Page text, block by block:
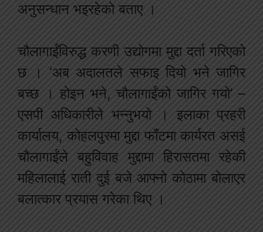
अनुसन्धान भइरहेको बताए ।
चौलागाईंविरुद्ध करणी उद्योगमा मुद्दा दर्ता गरिएको
छ । ‘अब अदालतले सफाइ दियो भने जागिर
बच्छ । होइन भने, चौलागाईंको जागिर गयो’ –
एसपी अधिकारीले भन्नुभयो । इलाका प्रहरी
कार्यालय, कोहलपुरमा मुद्दा फाँटमा कार्यरत असई
चौलागाईंले बहुविवाह मुद्दामा हिरासतमा रहेकी
महिलालाई राती दुई बजे आफ्नो कोठामा बोलाएर
बलात्कार प्रयास गरेका थिए ।